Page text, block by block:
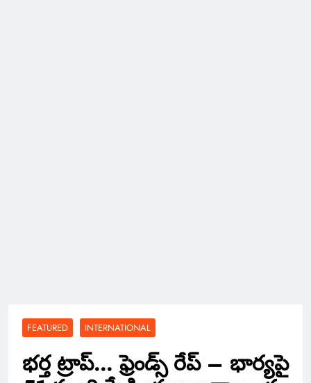
FEATURED INTERNATIONAL
భర్త ట్రాప్… ఫ్రెండ్స్ రేప్ – భార్యపై